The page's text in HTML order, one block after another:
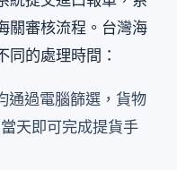
關審核流程。台灣海
同的處理時間：
通過電腦篩選，貨物
天即可完成提貨手